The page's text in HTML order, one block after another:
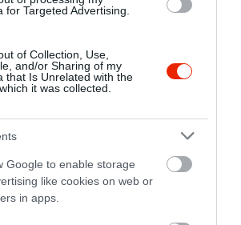
for Targeted Advertising.
of Collection, Use,
and/or Sharing of my
that Is Unrelated with the
it was collected.
Google to enable storage
like cookies on web or
in apps.
2 0
Régóta visszajárók vagyunk,
mindig kapunk a jó étel mellé
jó szót is! Köszönjük